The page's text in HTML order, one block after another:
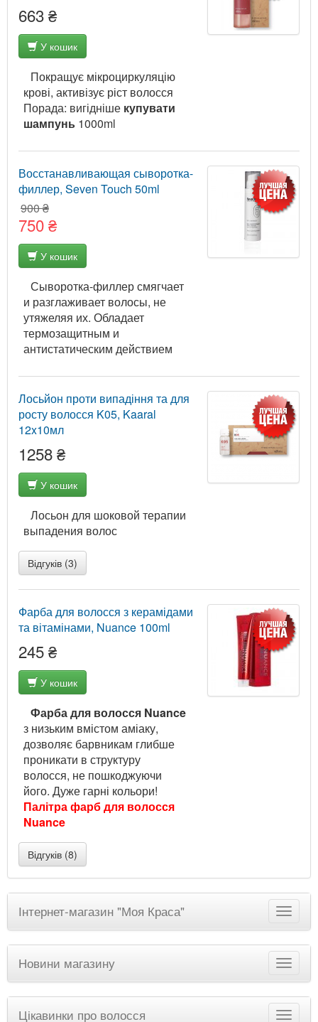
663 ₴
У кошик
Покращує мікроциркуляцію
крові, активізує ріст волосся
Порада: вигідніше купувати
шампунь 1000ml
Восстанавливающая сыворотка-
филлер, Seven Touch 50ml
900 ₴
750 ₴
У кошик
Сыворотка-филлер смягчает
и разглаживает волосы, не
утяжеляя их. Обладает
термозащитным и
антистатическим действием
Лосьйон проти випадіння та для
росту волосся K05, Kaaral
12x10мл
1258 ₴
У кошик
Лосьон для шоковой терапии
выпадения волос
Відгуків (3)
Фарба для волосся з керамідами
та вітамінами, Nuance 100ml
245 ₴
У кошик
Фарба для волосся Nuance
з низьким вмістом аміаку,
дозволяє барвникам глибше
проникати в структуру
волосся, не пошкоджуючи
його. Дуже гарні кольори!
Палітра фарб для волосся
Nuance
Відгуків (8)
Інтернет-магазин "Моя Краса"
Новини магазину
Цікавинки про волосся